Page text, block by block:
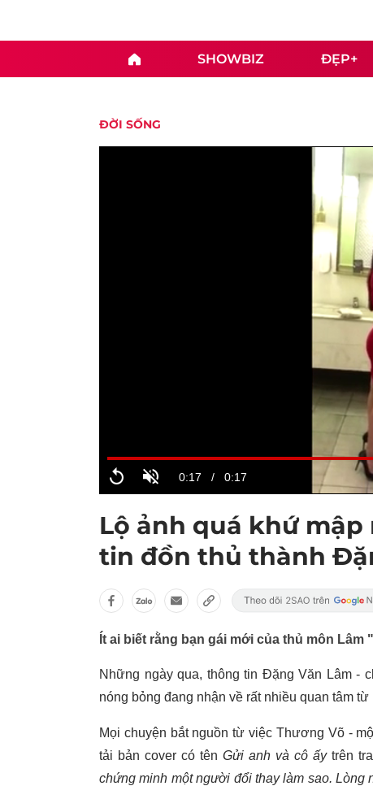
SHOWBIZ ĐẸP+
ĐỜI SỐNG
Lộ ảnh quá khứ
tin đồn thủ thành
Ít ai biết rằng bạn gái mới của thủ môn
Những ngày qua, thông tin Đặng Văn Lâm -
nóng bỏng đang nhận về rất nhiều quan tâm
Mọi chuyện bắt nguồn từ việc Thương Võ -
tải bản cover có tên Gửi anh và cô ấytrên
chứng minh một người đổi thay làm sao.